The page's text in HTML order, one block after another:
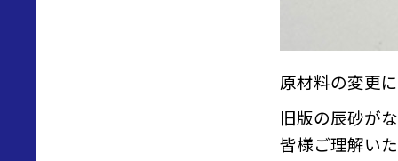
原材料の変更
旧版の辰砂が
皆様ご理解い